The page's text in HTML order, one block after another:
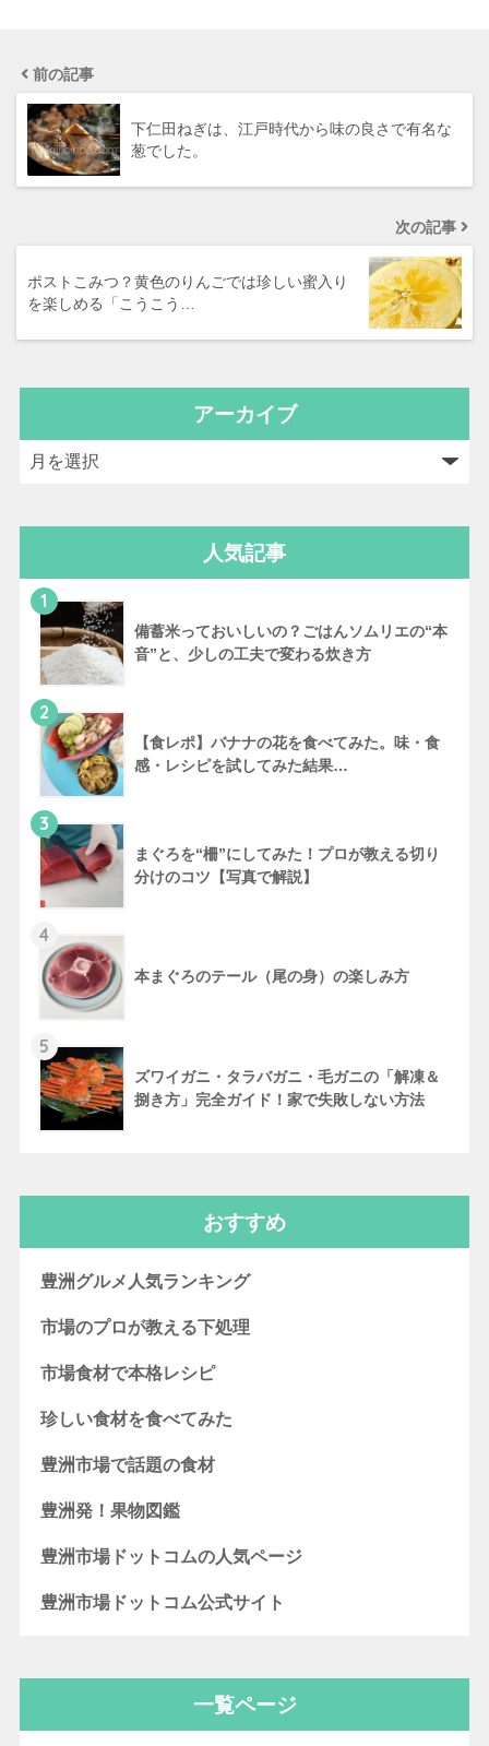
前の記事
下仁田ねぎは、江戸時代から味の良さで有名な
葱でした。
次の記事
ポストこみつ？黄色のりんごでは珍しい蜜入り
を楽しめる「こうこう…
アーカイブ
人気記事
1
備蓄米っておいしいの？ごはんソムリエの“本
音”と、少しの工夫で変わる炊き方
2
【食レポ】バナナの花を食べてみた。味・食
感・レシピを試してみた結果…
3
まぐろを“柵”にしてみた！プロが教える切り
分けのコツ【写真で解説】
4
本まぐろのテール（尾の身）の楽しみ方
5
ズワイガニ・タラバガニ・毛ガニの「解凍＆
捌き方」完全ガイド！家で失敗しない方法
おすすめ
豊洲グルメ人気ランキング
市場のプロが教える下処理
市場食材で本格レシピ
珍しい食材を食べてみた
豊洲市場で話題の食材
豊洲発！果物図鑑
豊洲市場ドットコムの人気ページ
豊洲市場ドットコム公式サイト
一覧ページ